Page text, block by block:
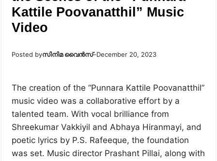
Kattile Poovanatthil” Music
Video
Posted byസിനിമ വൈൻസ്–December 20, 2023
The creation of the “Punnara Kattile Poovanatthil”
music video was a collaborative effort by a
talented team. With vocal brilliance from
Shreekumar Vakkiyil and Abhaya Hiranmayi, and
poetic lyrics by P.S. Rafeeque, the foundation
was set. Music director Prashant Pillai, along with